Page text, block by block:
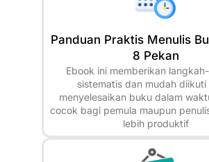
Panduan Praktis Menulis
8 Pekan
Ebook ini memberikan
sistematis dan mudah diikuti
menyelesaikan buku dalam
cocok bagi pemula maupun
lebih produktif